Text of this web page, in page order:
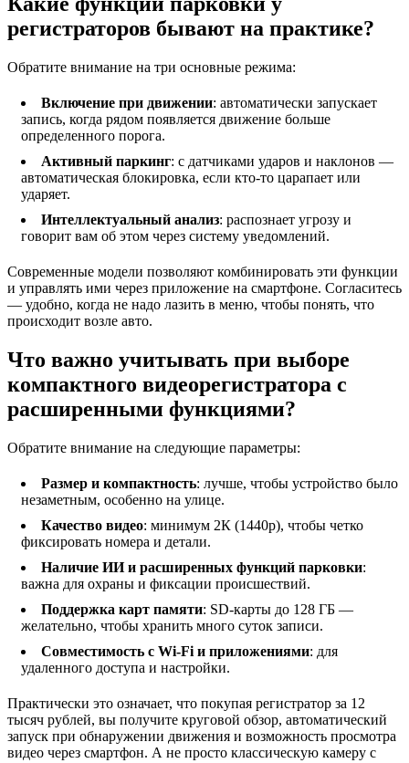
регистраторов бывают на практике?
Обратите внимание на три основные режима:
Включение при движении: автоматически запускает
запись, когда рядом появляется движение больше
определенного порога.
Активный паркинг: с датчиками ударов и наклонов —
автоматическая блокировка, если кто-то царапает или
ударяет.
Интеллектуальный анализ: распознает угрозу и
говорит вам об этом через систему уведомлений.
Современные модели позволяют комбинировать эти функции
и управлять ими через приложение на смартфоне. Согласитесь
— удобно, когда не надо лазить в меню, чтобы понять, что
происходит возле авто.
Что важно учитывать при выборе
компактного видеорегистратора с
расширенными функциями?
Обратите внимание на следующие параметры:
Размер и компактность: лучше, чтобы устройство было
незаметным, особенно на улице.
Качество видео: минимум 2К (1440p), чтобы четко
фиксировать номера и детали.
Наличие ИИ и расширенных функций парковки:
важна для охраны и фиксации происшествий.
Поддержка карт памяти: SD-карты до 128 ГБ —
желательно, чтобы хранить много суток записи.
Совместимость с Wi-Fi и приложениями: для
удаленного доступа и настройки.
Практически это означает, что покупая регистратор за 12
тысяч рублей, вы получите круговой обзор, автоматический
запуск при обнаружении движения и возможность просмотра
видео через смартфон. А не просто классическую камеру с